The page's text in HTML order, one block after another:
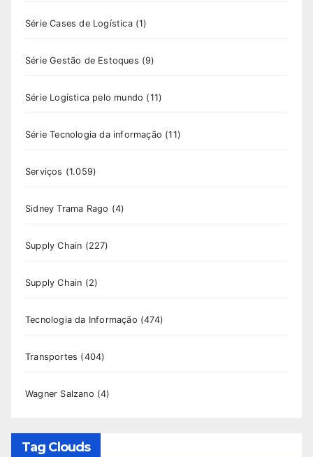
Série Cases de Logística(1)
Série Gestão de Estoques (9)
Série Logística pelo mundo (11)
Série Tecnologia da informação (11)
Serviços (1.059)
Sidney Trama Rago (4)
Supply Chain (227)
Supply Chain (2)
Tecnologia da Informação (474)
Transportes (404)
Wagner Salzano (4)
Tag Clouds